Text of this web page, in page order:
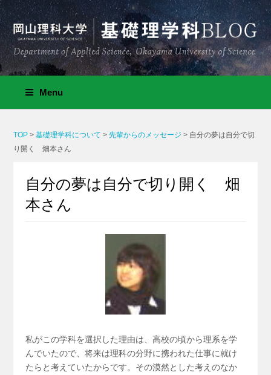
Menu
TOP >基礎理学科について >先輩からのメッセージ > 自分の夢は自分で切
り開く 畑本さん
自分の夢は自分で切り開く 畑
本さん
私がこの学科を選択した理由は、高校の頃から理系を学
んでいたので、将来は理科の分野に携われた仕事に就け
たらと考えていたからです。その漠然とした考えのなか